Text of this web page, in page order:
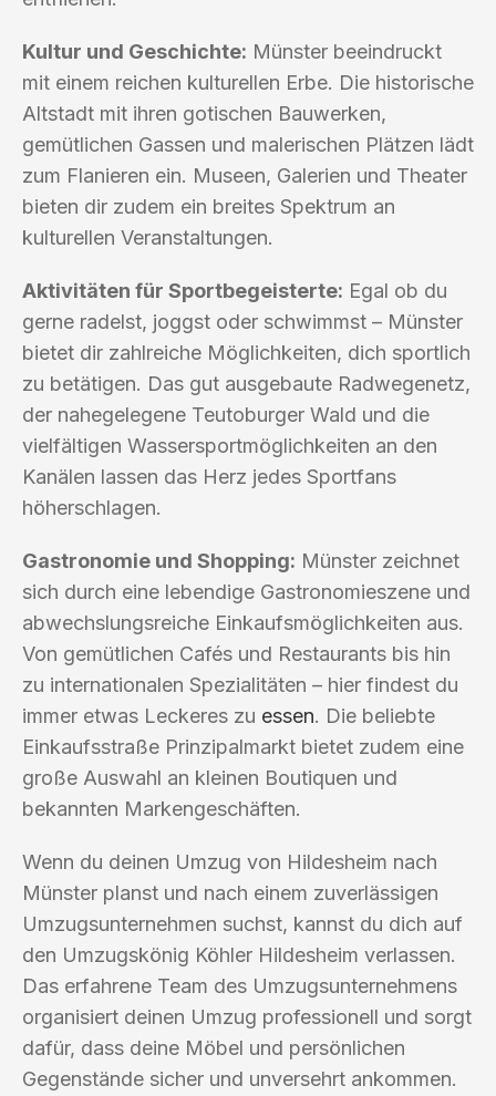
Kultur und Geschichte: Münster beeindruckt
mit einem reichen kulturellen Erbe. Die historische
Altstadt mit ihren gotischen Bauwerken,
gemütlichen Gassen und malerischen Plätzen lädt
zum Flanieren ein. Museen, Galerien und Theater
bieten dir zudem ein breites Spektrum an
kulturellen Veranstaltungen.
Aktivitäten für Sportbegeisterte: Egal ob du
gerne radelst, joggst oder schwimmst – Münster
bietet dir zahlreiche Möglichkeiten, dich sportlich
zu betätigen. Das gut ausgebaute Radwegenetz,
der nahegelegene Teutoburger Wald und die
vielfältigen Wassersportmöglichkeiten an den
Kanälen lassen das Herz jedes Sportfans
höherschlagen.
Gastronomie und Shopping: Münster zeichnet
sich durch eine lebendige Gastronomieszene und
abwechslungsreiche Einkaufsmöglichkeiten aus.
Von gemütlichen Cafés und Restaurants bis hin
zu internationalen Spezialitäten – hier findest du
immer etwas Leckeres zu essen. Die beliebte
Einkaufsstraße Prinzipalmarkt bietet zudem eine
große Auswahl an kleinen Boutiquen und
bekannten Markengeschäften.
Wenn du deinen Umzug von Hildesheim nach
Münster planst und nach einem zuverlässigen
Umzugsunternehmen suchst, kannst du dich auf
den Umzugskönig Köhler Hildesheim verlassen.
Das erfahrene Team des Umzugsunternehmens
organisiert deinen Umzug professionell und sorgt
dafür, dass deine Möbel und persönlichen
Gegenstände sicher und unversehrt ankommen.